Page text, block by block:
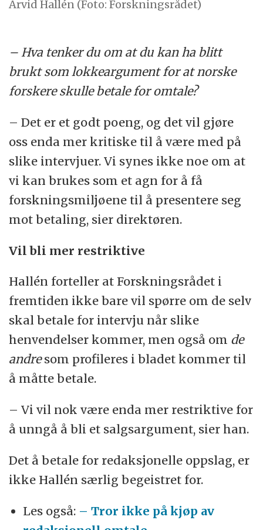
Arvid Hallén (Foto: Forskningsrådet)
– Hva tenker du om at du kan ha blitt
brukt som lokkeargument for at norske
forskere skulle betale for omtale?
– Det er et godt poeng, og det vil gjøre
oss enda mer kritiske til å være med på
slike intervjuer. Vi synes ikke noe om at
vi kan brukes som et agn for å få
forskningsmiljøene til å presentere seg
mot betaling, sier direktøren.
Vil bli mer restriktive
Hallén forteller at Forskningsrådet i
fremtiden ikke bare vil spørre om de selv
skal betale for intervju når slike
henvendelser kommer, men også om de
andresom profileres i bladet kommer til
å måtte betale.
– Vi vil nok være enda mer restriktive for
å unngå å bli et salgsargument, sier han.
Det å betale for redaksjonelle oppslag, er
ikke Hallén særlig begeistret for.
Les også: – Tror ikke på kjøp av